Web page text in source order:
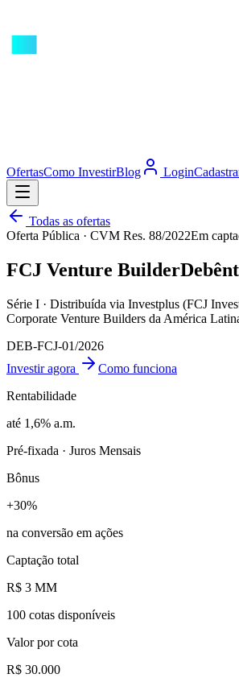
OfertasComo InvestirBlog Login
Todas as ofertas
Oferta Pública · CVM Res. 88/2022Em
FCJ Venture Builder
Série I · Distribuída via Investplus (FCJ
Corporate Venture Builders da América
DEB-FCJ-01/2026
Investir agora
Como funciona
Rentabilidade
até 1,6% a.m.
Pré-fixada · Juros Mensais
Bônus
+30%
na conversão em ações
Captação total
R$ 3 MM
100 cotas disponíveis
Valor por cota
R$ 30.000